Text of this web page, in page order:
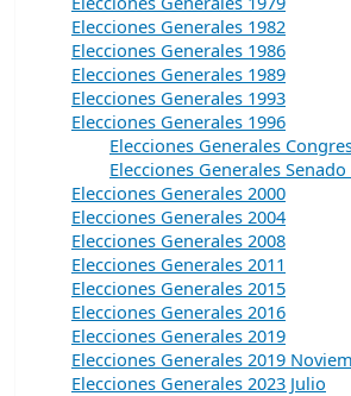
Elecciones Generales 1982
Elecciones Generales 1986
Elecciones Generales 1989
Elecciones Generales 1993
Elecciones Generales 1996
Elecciones Generales
Elecciones Generales Senado
Elecciones Generales 2000
Elecciones Generales 2004
Elecciones Generales 2008
Elecciones Generales 2011
Elecciones Generales 2015
Elecciones Generales 2016
Elecciones Generales 2019
Elecciones Generales 2019
Elecciones Generales 2023 Julio